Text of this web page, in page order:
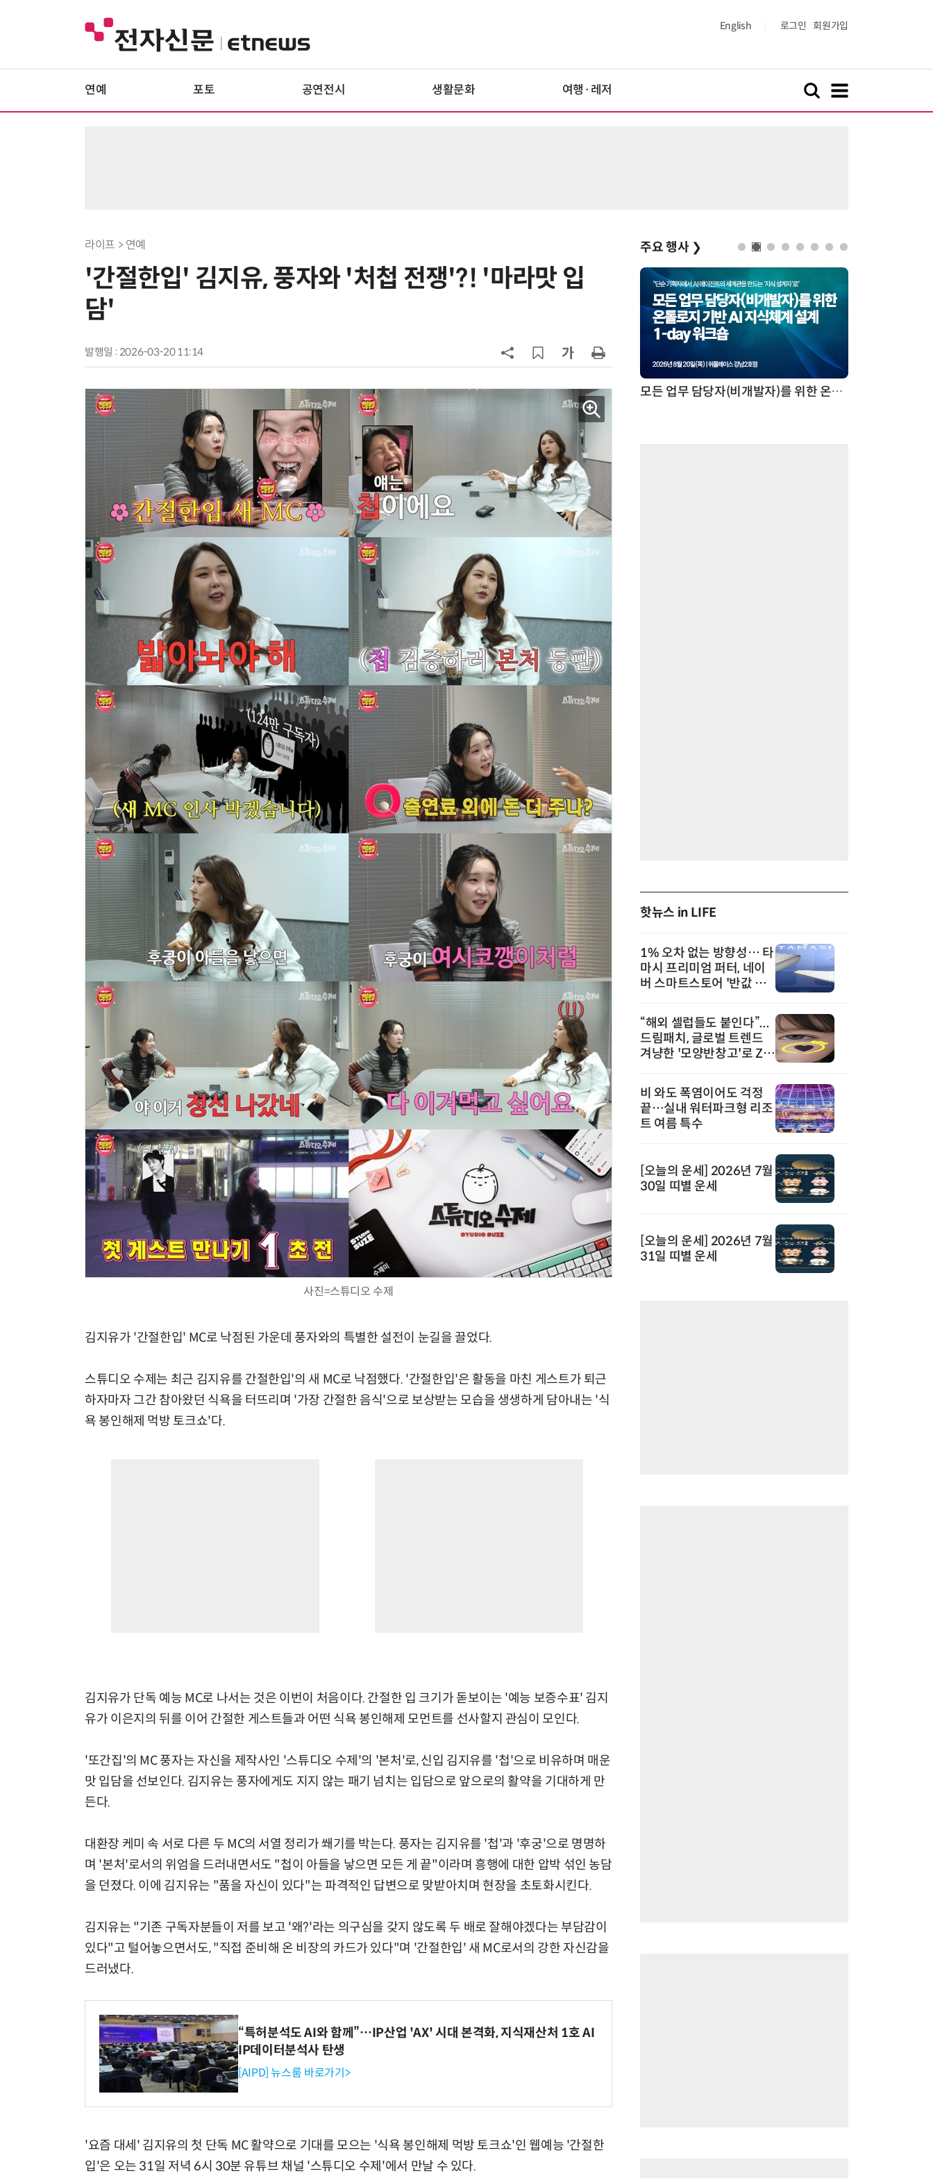
English 로그인 회원가입
연예 포토 공연전시 생활문화 여행·레저
라이프 > 연예
'간절한입' 김지유, 풍자와 '처첩 전쟁'?! '마라맛 입
담'
발행일 : 2026-03-20 11:14
사진=스튜디오 수제
김지유가 '간절한입' MC로 낙점된 가운데 풍자와의 특별한 설전이 눈길을 끌었다.
스튜디오 수제는 최근 김지유를 간절한입'의 새 MC로 낙점했다. '간절한입'은 활동을 마친 게스트가 퇴근
하자마자 그간 참아왔던 식욕을 터뜨리며 '가장 간절한 음식'으로 보상받는 모습을 생생하게 담아내는 '식
욕 봉인해제 먹방 토크쇼'다.
김지유가 단독 예능 MC로 나서는 것은 이번이 처음이다. 간절한 입 크기가 돋보이는 '예능 보증수표' 김지
유가 이은지의 뒤를 이어 간절한 게스트들과 어떤 식욕 봉인해제 모먼트를 선사할지 관심이 모인다.
'또간집'의 MC 풍자는 자신을 제작사인 '스튜디오 수제'의 '본처'로, 신입 김지유를 '첩'으로 비유하며 매운
맛 입담을 선보인다. 김지유는 풍자에게도 지지 않는 패기 넘치는 입담으로 앞으로의 활약을 기대하게 만
든다.
대환장 케미 속 서로 다른 두 MC의 서열 정리가 쐐기를 박는다. 풍자는 김지유를 '첩'과 '후궁'으로 명명하
며 '본처'로서의 위엄을 드러내면서도 "첩이 아들을 낳으면 모든 게 끝"이라며 흥행에 대한 압박 섞인 농담
을 던졌다. 이에 김지유는 "품을 자신이 있다"는 파격적인 답변으로 맞받아치며 현장을 초토화시킨다.
김지유는 "기존 구독자분들이 저를 보고 '왜?'라는 의구심을 갖지 않도록 두 배로 잘해야겠다는 부담감이
있다"고 털어놓으면서도, "직접 준비해 온 비장의 카드가 있다"며 '간절한입' 새 MC로서의 강한 자신감을
드러냈다.
“특허분석도 AI와 함께”…IP산업 'AX' 시대 본격화, 지식재산처 1호 AI
IP데이터분석사 탄생
[AIPD] 뉴스룸 바로가기>
'요즘 대세' 김지유의 첫 단독 MC 활약으로 기대를 모으는 '식욕 봉인해제 먹방 토크쇼'인 웹예능 '간절한
입'은 오는 31일 저녁 6시 30분 유튜브 채널 '스튜디오 수제'에서 만날 수 있다.
주요 행사 ❯
AI × Design : UX 디자이너의 5가지 생존 전략과 실전 대응 현업에서 바로 쓰는 "하네스 엔지니어링" 실습 교육 모든 업무 담당자(비개발자)를 위한 온톨로지 기반 AI 지식체계 설계 1-day 워크숍
핫뉴스 in LIFE
1% 오차 없는 방향성… 타
마시 프리미엄 퍼터, 네이
버 스마트스토어 '반값 할
“해외 셀럽들도 붙인다”...
드림패치, 글로벌 트렌드
겨냥한 '모양반창고'로 Z세
비 와도 폭염이어도 걱정
끝…실내 워터파크형 리조
트 여름 특수
[오늘의 운세] 2026년 7월
30일 띠별 운세
[오늘의 운세] 2026년 7월
31일 띠별 운세